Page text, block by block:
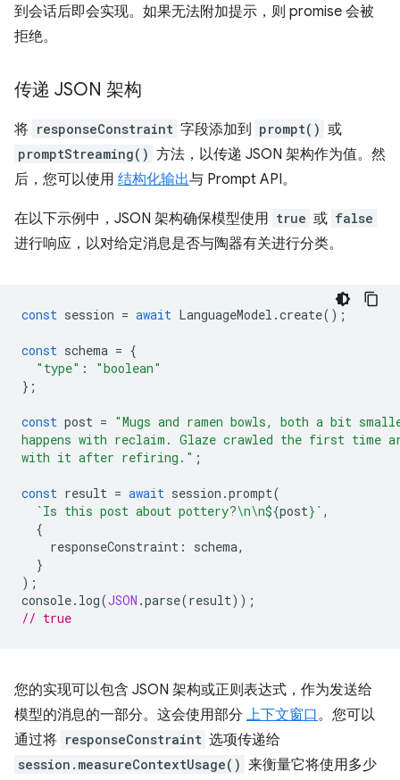
到会话后即会实现。如果无法附加提示，则 promise 会被
拒绝。
传递 JSON 架构
将 responseConstraint 字段添加到 prompt() 或
promptStreaming() 方法，以传递 JSON 架构作为值。然
后，您可以使用 结构化输出与 Prompt API。
在以下示例中，JSON 架构确保模型使用 true 或 false
进行响应，以对给定消息是否与陶器有关进行分类。
const session = await LanguageModel .create();
const schema = {
"type" :
"boolean"
};
const post = "Mugs and ramen bowls, both a bit
happens with reclaim. Glaze crawled the first time
with it after refiring." ;
const result = await session .prompt(
`Is this post about pottery?\n\n${post} ` ,
{
responseConstraint : schema,
}
);
console. log(JSON .parse(result));
// true
您的实现可以包含 JSON 架构或正则表达式，作为发送给
模型的消息的一部分。这会使用部分 上下文窗口。您可以
通过将 responseConstraint 选项传递给
session.measureContextUsage() 来衡量它将使用多少